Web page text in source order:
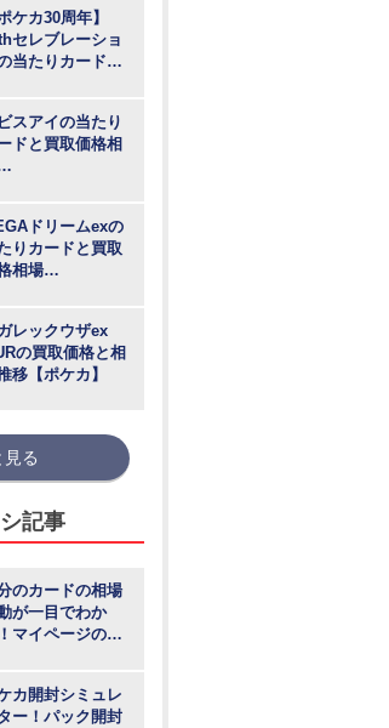
ケカ30周年】
セレブレーショ
当たりカードと
スアイの当たり
ドと買取価格相
ドリームexの
りカードと買取
相場
レックウザex
の買取価格と相
移【ポケカ】
見る
記事
のカードの相場
が一目でわか
マイページの登
カ開封シミュレ
ー！パック開封